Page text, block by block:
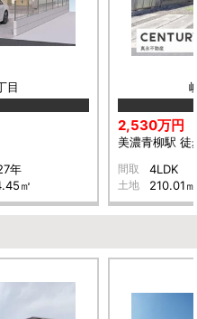
目
年
㎡
2,530万円
美濃青柳駅 徒
間取 4LDK
土地 210.01㎡